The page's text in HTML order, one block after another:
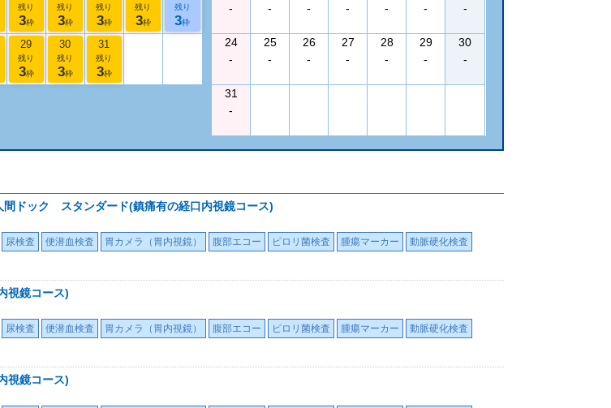
残り
3枠
残り
3枠
残り
3枠
残り
3枠
残り
3枠
29
残り
3枠
30
残り
3枠
31
残り
3枠
-
-
-
-
-
-
-
24
-
25
-
26
-
27
-
28
-
29
-
30
-
31
-
ドック スタンダード(鎮痛有の経口内視鏡コース)
尿検査 便潜血検査 胃カメラ（胃内視鏡） 腹部エコー ピロリ菌検査 腫瘍マーカー
動脈硬化検査
視鏡コース)
尿検査 便潜血検査 胃カメラ（胃内視鏡） 腹部エコー ピロリ菌検査 腫瘍マーカー
動脈硬化検査
視鏡コース)